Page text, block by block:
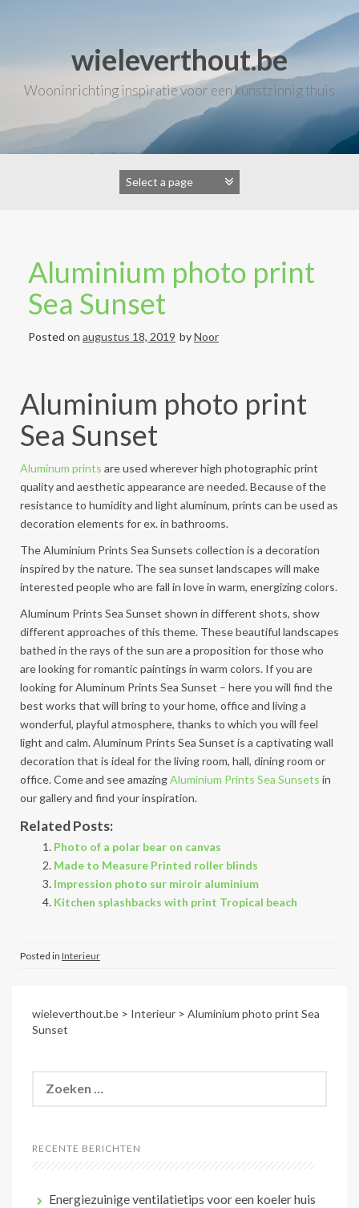
wieleverthout.be
Wooninrichting inspiratie voor een kunstzinnig thuis
Aluminium photo print
Sea Sunset
Posted on augustus 18, 2019 byNoor
Aluminium photo print
Sea Sunset
Aluminum prints are used wherever high photographic print
quality and aesthetic appearance are needed. Because of the
resistance to humidity and light aluminum, prints can be used as
decoration elements for ex. in bathrooms.
The Aluminium Prints Sea Sunsets collection is a decoration
inspired by the nature. The sea sunset landscapes will make
interested people who are fall in love in warm, energizing colors.
Aluminum Prints Sea Sunset shown in different shots, show
different approaches of this theme. These beautiful landscapes
bathed in the rays of the sun are a proposition for those who
are looking for romantic paintings in warm colors. If you are
looking for Aluminum Prints Sea Sunset – here you will find the
best works that will bring to your home, office and living a
wonderful, playful atmosphere, thanks to which you will feel
light and calm. Aluminum Prints Sea Sunset is a captivating wall
decoration that is ideal for the living room, hall, dining room or
office. Come and see amazingAluminium Prints Sea Sunsets in
our gallery and find your inspiration.
Related Posts:
Photo of a polar bear on canvas
Made to Measure Printed roller blinds
Impression photo sur miroir aluminium
Kitchen splashbacks with print Tropical beach
Posted in Interieur
wieleverthout.be > Interieur > Aluminium photo print Sea
Sunset
naar:
RECENTE BERICHTEN
Energiezuinige ventilatietips voor een koeler huis